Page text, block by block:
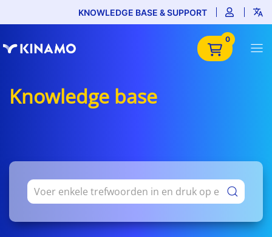
KNOWLEDGE BASE & SUPPORT
0
Knowledge base